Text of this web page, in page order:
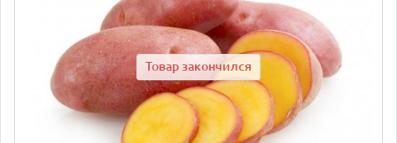
Товар закончился